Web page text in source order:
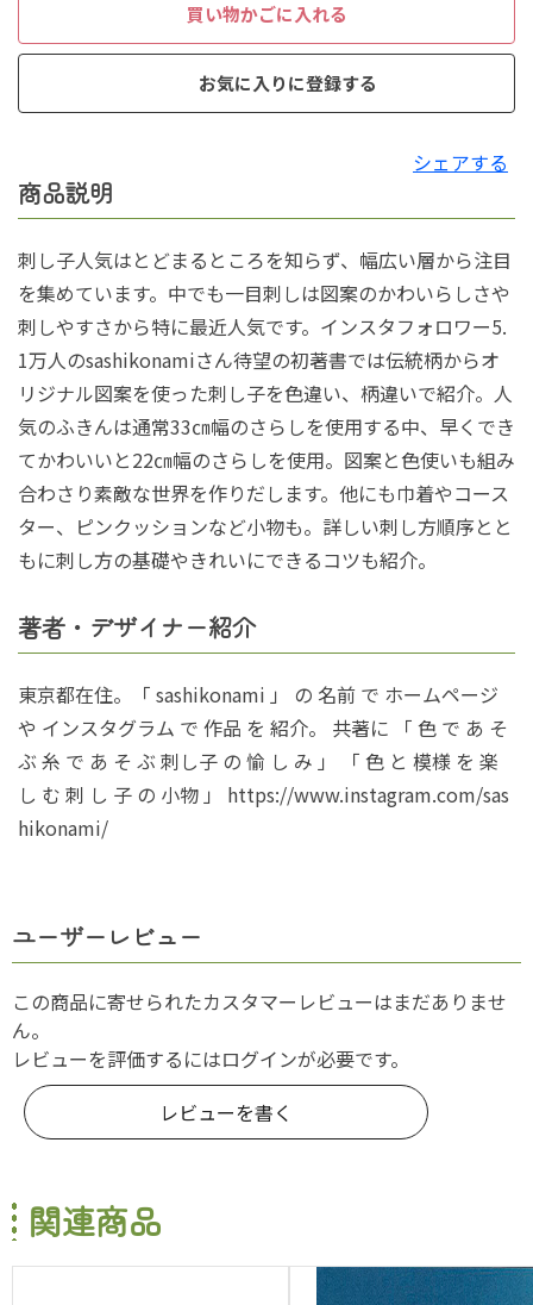
買い物かごに入れる
お気に入りに登録する
シェアする
商品説明
刺し子人気はとどまるところを知らず、幅広い層から注目
を集めています。中でも一目刺しは図案のかわいらしさや
刺しやすさから特に最近人気です。インスタフォロワー5.
1万人のsashikonamiさん待望の初著書では伝統柄からオ
リジナル図案を使った刺し子を色違い、柄違いで紹介。人
気のふきんは通常33㎝幅のさらしを使用する中、早くでき
てかわいいと22㎝幅のさらしを使用。図案と色使いも組み
合わさり素敵な世界を作りだします。他にも巾着やコース
ター、ピンクッションなど小物も。詳しい刺し方順序とと
もに刺し方の基礎やきれいにできるコツも紹介。
著者・デザイナー紹介
東京都在住。「 sashikonami 」 の 名前 で ホームページ
や インスタグラム で 作品 を 紹介。 共著に 「 色 で あ そ
ぶ 糸 で あ そ ぶ 刺し子 の 愉 し み 」 「 色 と 模様 を 楽
し む 刺 し 子 の 小物 」 https://www.instagram.com/sas
hikonami/
ユーザーレビュー
この商品に寄せられたカスタマーレビューはまだありませ
ん。
レビューを評価するにはログインが必要です。
レビューを書く
関連商品